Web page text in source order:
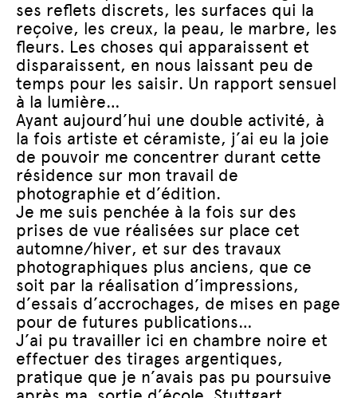
ses reflets discrets, les surfaces qui la
reçoive, les creux, la peau, le marbre, les
fleurs. Les choses qui apparaissent et
disparaissent, en nous laissant peu de
temps pour les saisir. Un rapport sensuel
à la lumière…
Ayant aujourd’hui une double activité, à
la fois artiste et céramiste, j’ai eu la joie
de pouvoir me concentrer durant cette
résidence sur mon travail de
photographie et d’édition.
Je me suis penchée à la fois sur des
prises de vue réalisées sur place cet
automne/hiver, et sur des travaux
photographiques plus anciens, que ce
soit par la réalisation d’impressions,
d’essais d’accrochages, de mises en page
pour de futures publications…
J’ai pu travailler ici en chambre noire et
effectuer des tirages argentiques,
pratique que je n’avais pas pu poursuive